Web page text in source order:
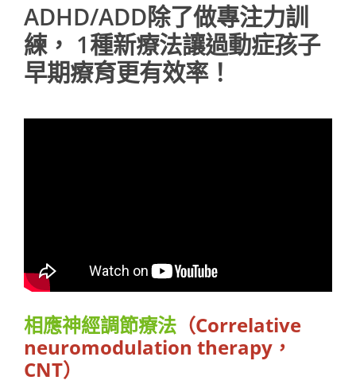
ADHD/ADD除了做專注力訓
練， 1種新療法讓過動症孩子
早期療育更有效率！
相應神經調節療法 （Correlative
neuromodulation therapy，
CNT）